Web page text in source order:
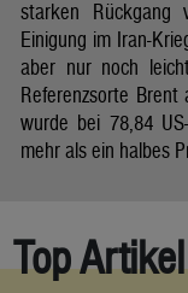
starken
Einigung im Iran-
aber nur noch
Referenzsorte
wurde bei 78,84
mehr als ein halbes
Top